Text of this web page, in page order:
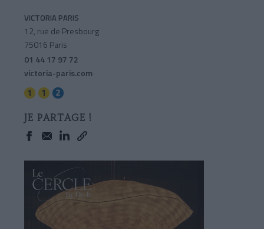
VICTORIA PARIS
12, rue de Presbourg
75016 Paris
01 44 17 97 72
victoria-paris.com
JE PARTAGE !